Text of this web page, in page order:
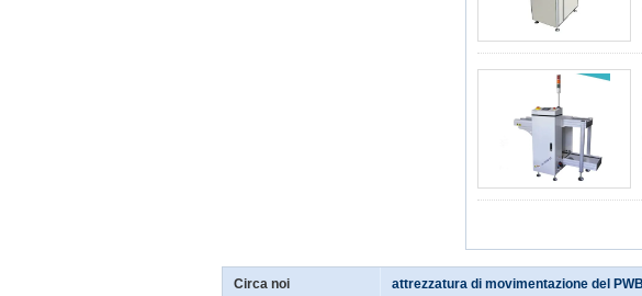
Circa noi attrezzatura di movimentazione del PWB